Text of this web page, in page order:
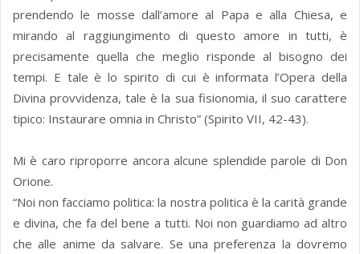
prendendo le mosse dall’amore al Papa e alla Chiesa, e
mirando al raggiungimento di questo amore in tutti, è
precisamente quella che meglio risponde al bisogno dei
tempi. E tale è lo spirito di cui è informata l’Opera della
Divina provvidenza, tale è la sua fisionomia, il suo carattere
tipico: Instaurare omnia in Christo” (Spirito VII, 42-43).
Mi è caro riproporre ancora alcune splendide parole di Don
Orione.
“Noi non facciamo politica: la nostra politica è la carità grande
e divina, che fa del bene a tutti. Noi non guardiamo ad altro
che alle anime da salvare. Se una preferenza la dovremo